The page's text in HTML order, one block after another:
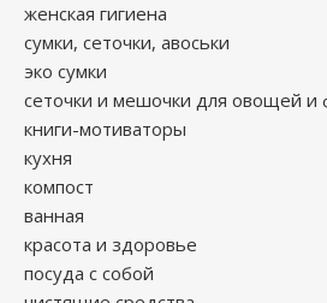
женская гигиена
сумки, сеточки, авоськи
эко сумки
сеточки и мешочки для овощей и
книги-мотиваторы
кухня
компост
ванная
красота и здоровье
посуда с собой